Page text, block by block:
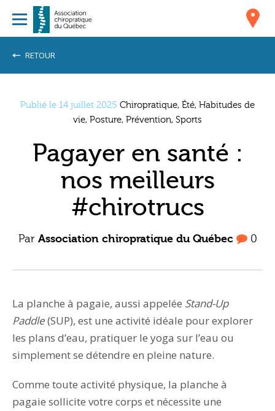
RETOUR
Publié le 14 juillet 2025 Chiropratique, Été, Habitudes de
vie, Posture, Prévention, Sports
Pagayer en santé :
nos meilleurs
#chirotrucs
Par Association chiropratique du Québec 0
La planche à pagaie, aussi appelée Stand-Up
Paddle(SUP), est une activité idéale pour explorer
les plans d’eau, pratiquer le yoga sur l’eau ou
simplement se détendre en pleine nature.
Comme toute activité physique, la planche à
pagaie sollicite votre corps et nécessite une